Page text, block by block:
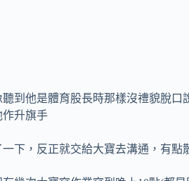
到他是體育股長時那樣沒禮貌脫
作升旗手
下，反正就交給大寶去溝通，有